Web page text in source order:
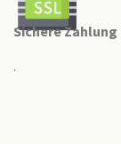
Sichere
.